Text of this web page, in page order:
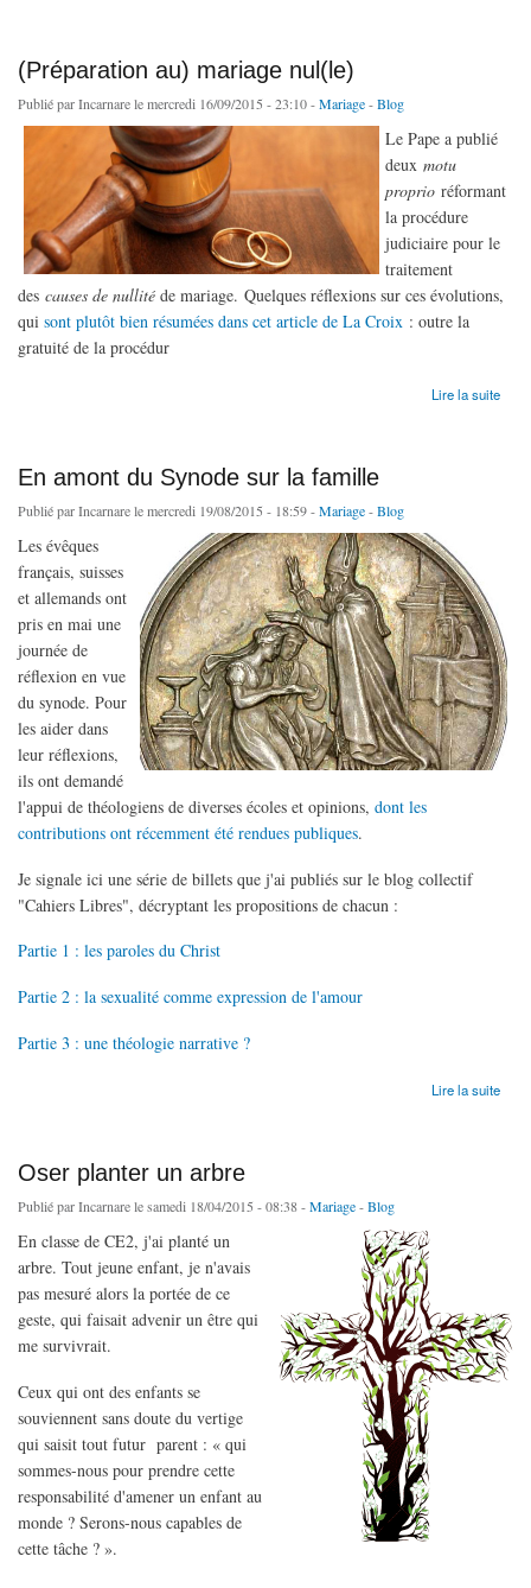
(Préparation au) mariage nul(le)
Publié parIncarnarele mercredi 16/09/2015 - 23:10 -Mariage-Blog
Le Pape a publié
deux motu
proprio réformant
la procédure
judiciaire pour le
traitement
des causes de nullité de mariage. Quelques réflexions sur ces évolutions,
qui sont plutôt bien résumées dans cet article de La Croix : outre la
gratuité de la procédur
Lire la suite
En amont du Synode sur la famille
Publié parIncarnarele mercredi 19/08/2015 - 18:59 -Mariage-Blog
Les évêques
français, suisses
et allemands ont
pris en mai une
journée de
réflexion en vue
du synode. Pour
les aider dans
leur réflexions,
ils ont demandé
l'appui de théologiens de diverses écoles et opinions, dont les
contributions ont récemment été rendues publiques.
Je signale ici une série de billets que j'ai publiés sur le blog collectif
"Cahiers Libres", décryptant les propositions de chacun :
Partie 1 : les paroles du Christ
Partie 2 : la sexualité comme expression de l'amour
Partie 3 : une théologie narrative ?
Lire la suite
Oser planter un arbre
Publié parIncarnarele samedi 18/04/2015 - 08:38 -Mariage-Blog
En classe de CE2, j'ai planté un
arbre. Tout jeune enfant, je n'avais
pas mesuré alors la portée de ce
geste, qui faisait advenir un être qui
me survivrait.
Ceux qui ont des enfants se
souviennent sans doute du vertige
qui saisit tout futur parent : « qui
sommes-nous pour prendre cette
responsabilité d'amener un enfant au
monde ? Serons-nous capables de
cette tâche ? ».